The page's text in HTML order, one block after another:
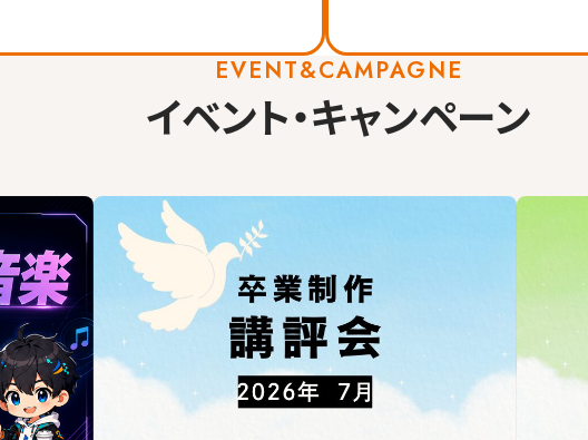
EVENT&CAMPAGNE
イベント・キャンペーン